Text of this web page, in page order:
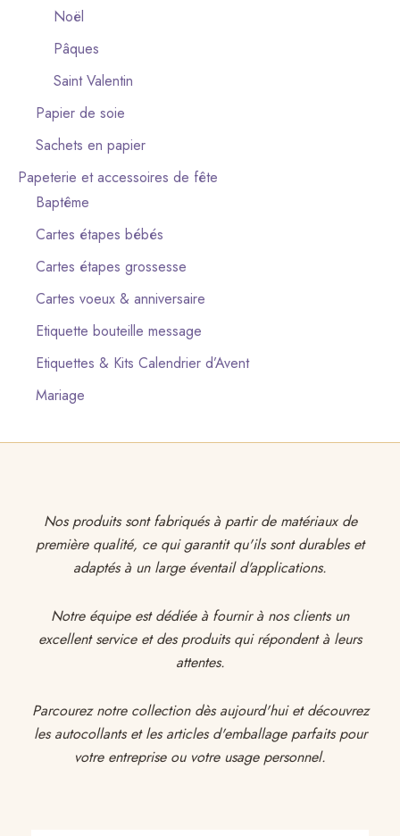
Noël
Pâques
Saint Valentin
Papier de soie
Sachets en papier
Papeterie et accessoires de fête
Baptême
Cartes étapes bébés
Cartes étapes grossesse
Cartes voeux & anniversaire
Etiquette bouteille message
Etiquettes & Kits Calendrier d’Avent
Mariage
Nos produits sont fabriqués à partir de matériaux de
première qualité, ce qui garantit qu'ils sont durables et
adaptés à un large éventail d'applications.
Notre équipe est dédiée à fournir à nos clients un
excellent service et des produits qui répondent à leurs
attentes.
Parcourez notre collection dès aujourd'hui et découvrez
les autocollants et les articles d'emballage parfaits pour
votre entreprise ou votre usage personnel.